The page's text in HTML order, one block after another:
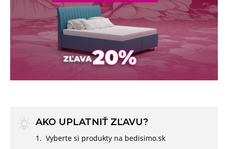
AKO UPLATNIŤ ZĽAVU?
Vyberte si produkty na bedisimo.sk